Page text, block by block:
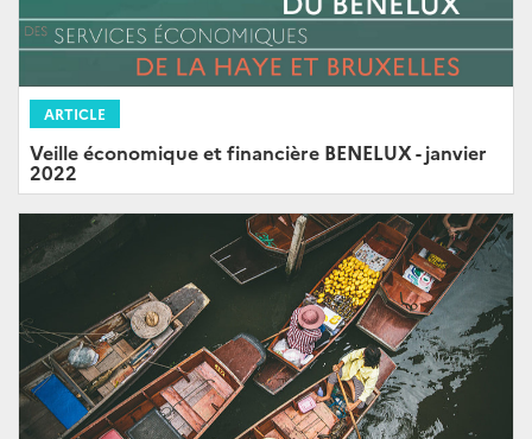
ARTICLE
Veille économique et financière BENELUX - janvier
2022